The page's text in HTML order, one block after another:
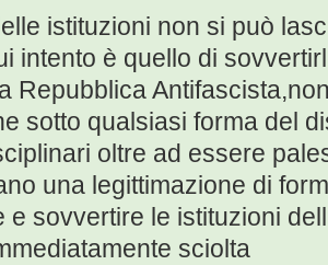
istituzioni non si può
intento è quello di
Repubblica
sotto qualsiasi forma del
oltre ad essere
una legittimazione di
e sovvertire le istituzioni
sciolta